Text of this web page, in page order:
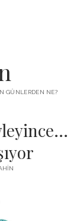
GÜNLERDEN NE?